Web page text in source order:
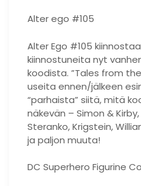
Alter ego #105
Alter Ego #105
kiinnostuneita nyt
koodista. ”Tales from
useita ennen/jälkeen
“parhaista” siitä, mitä
näkevän – Simon &
Steranko, Krigstein,
ja paljon muuta!
DC Superhero Figurine